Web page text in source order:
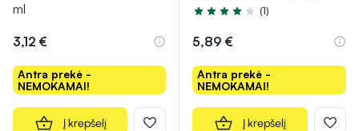
ml
3,12 €
Antra prekė -
NEMOKAMAI!
Į krepšelį
Įvertinimas 4.0 iš 5
(1)
5,89 €
Antra prekė -
NEMOKAMAI!
Į krepšelį